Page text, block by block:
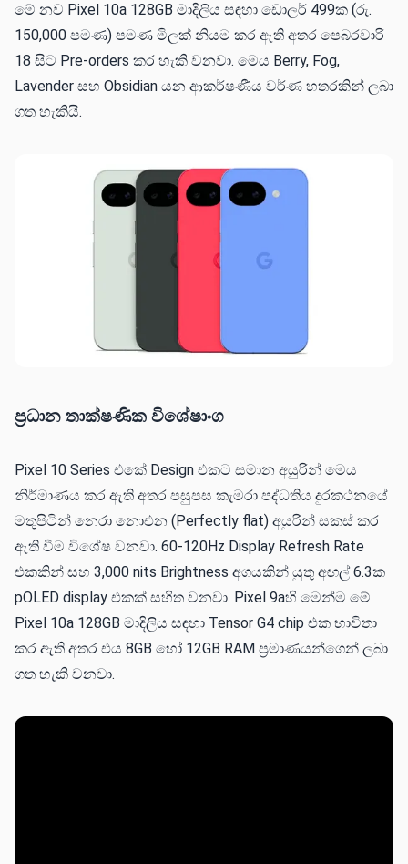
මේ නව Pixel 10a 128GB මාදිලිය සඳහා ඩොලර් 499ක (රු.
150,000 පමණ) පමණ මිලක් නියම කර ඇති අතර පෙබරවාරි
18 සිට Pre-orders කර හැකි වනවා. මෙය Berry, Fog,
Lavender සහ Obsidian යන ආකර්ෂණීය වර්ණ හතරකින් ලබා
ගත හැකියි.
ප්‍රධාන තාක්ෂණික විශේෂාංග
Pixel 10 Series එකේ Design එකට සමාන අයුරින් මෙය
නිර්මාණය කර ඇති අතර පසුපස කැමරා පද්ධතිය දුරකථනයේ
මතුපිටින් නෙරා නොඑන (Perfectly flat) අයුරින් සකස් කර
ඇති වීම විශේෂ වනවා. 60-120Hz Display Refresh Rate
එකකින් සහ 3,000 nits Brightness අගයකින් යුතු අඟල් 6.3ක
pOLED display එකක් සහිත වනවා. Pixel 9aහි මෙන්ම මේ
Pixel 10a 128GB මාදිලිය සඳහා Tensor G4 chip එක භාවිතා
කර ඇති අතර එය 8GB හෝ 12GB RAM ප්‍රමාණයන්ගෙන් ලබා
ගත හැකි වනවා.